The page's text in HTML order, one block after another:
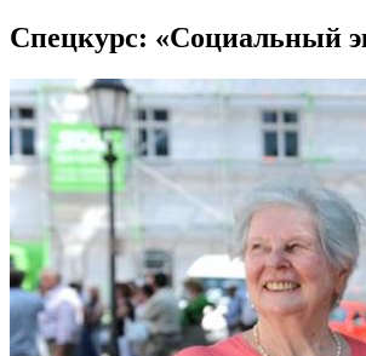
Спецкурс: «Социальный